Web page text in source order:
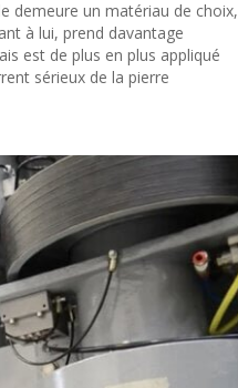
demeure un matériau de choix,
à lui, prend davantage
est de plus en plus appliqué
sérieux de la pierre